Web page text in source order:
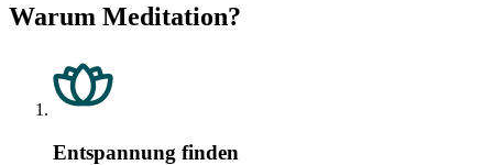
Warum Meditation?
Entspannung finden